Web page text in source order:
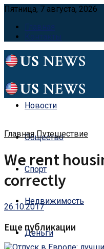
Пятница, 7 августа, 2026
Главная
Контакты
Новости
Общество
Спорт
Недвижимость
Деньги
Главная Путешествие
We rent
correctly
26.10.2017
Еще публикации